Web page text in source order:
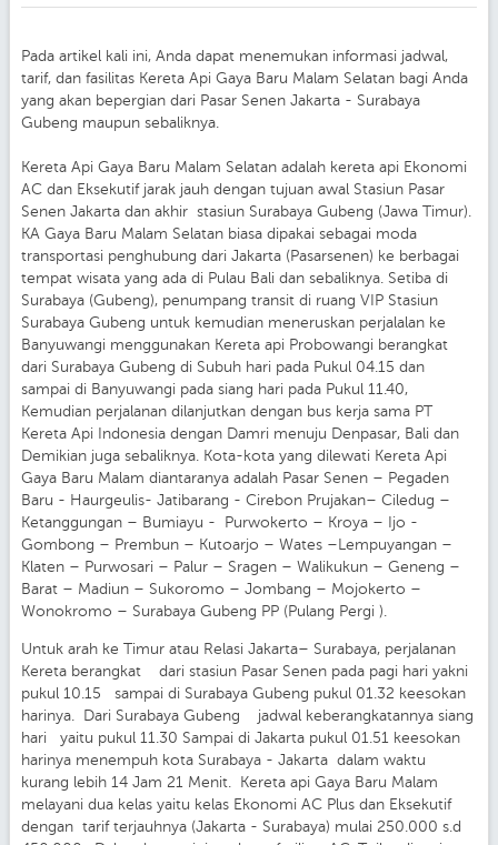
Pada artikel kali ini, Anda dapat menemukan informasi jadwal,
tarif, dan fasilitas Kereta Api Gaya Baru Malam Selatan bagi Anda
yang akan bepergian dari Pasar Senen Jakarta - Surabaya
Gubeng maupun sebaliknya.
Kereta Api Gaya Baru Malam Selatan adalah kereta api Ekonomi
AC dan Eksekutif jarak jauh dengan tujuan awal Stasiun Pasar
Senen Jakarta dan akhir stasiun Surabaya Gubeng (Jawa Timur).
KA Gaya Baru Malam Selatan biasa dipakai sebagai moda
transportasi penghubung dari Jakarta (Pasarsenen) ke berbagai
tempat wisata yang ada di Pulau Bali dan sebaliknya. Setiba di
Surabaya (Gubeng), penumpang transit di ruang VIP Stasiun
Surabaya Gubeng untuk kemudian meneruskan perjalalan ke
Banyuwangi menggunakan Kereta api Probowangi berangkat
dari Surabaya Gubeng di Subuh hari pada Pukul 04.15 dan
sampai di Banyuwangi pada siang hari pada Pukul 11.40,
Kemudian perjalanan dilanjutkan dengan bus kerja sama PT
Kereta Api Indonesia dengan Damri menuju Denpasar, Bali dan
Demikian juga sebaliknya. Kota-kota yang dilewati Kereta Api
Gaya Baru Malam diantaranya adalah Pasar Senen – Pegaden
Baru - Haurgeulis- Jatibarang - Cirebon Prujakan– Ciledug –
Ketanggungan – Bumiayu - Purwokerto – Kroya – Ijo -
Gombong – Prembun – Kutoarjo – Wates –Lempuyangan –
Klaten – Purwosari – Palur – Sragen – Walikukun – Geneng –
Barat – Madiun – Sukoromo – Jombang – Mojokerto –
Wonokromo – Surabaya Gubeng PP (Pulang Pergi ).
Untuk arah ke Timur atau Relasi Jakarta– Surabaya, perjalanan
Kereta berangkat dari stasiun Pasar Senen pada pagi hari yakni
pukul 10.15 sampai di Surabaya Gubeng pukul 01.32 keesokan
harinya. Dari Surabaya Gubeng jadwal keberangkatannya siang
hari yaitu pukul 11.30 Sampai di Jakarta pukul 01.51 keesokan
harinya menempuh kota Surabaya - Jakarta dalam waktu
kurang lebih 14 Jam 21 Menit. Kereta api Gaya Baru Malam
melayani dua kelas yaitu kelas Ekonomi AC Plus dan Eksekutif
dengan tarif terjauhnya (Jakarta - Surabaya) mulai 250.000 s.d